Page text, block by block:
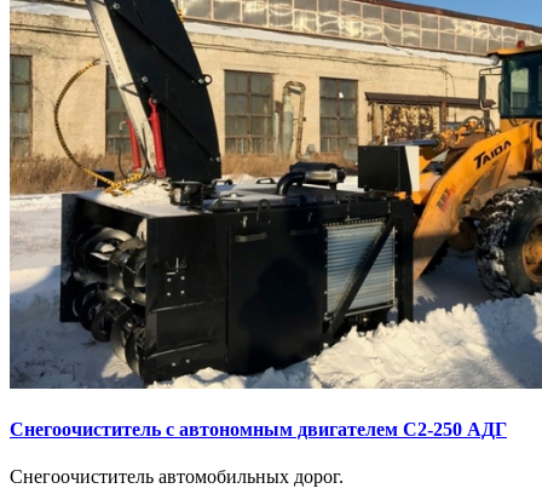
Снегоочиститель с автономным двигателем С2-250 АДГ
Снегоочиститель автомобильных дорог.